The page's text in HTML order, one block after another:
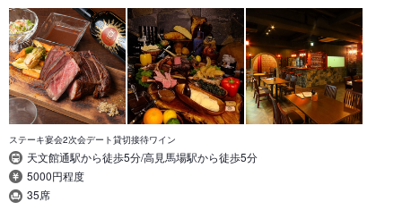
ステーキ宴会2次会デート貸切接待ワイン
天文館通駅から徒歩5分/高見馬場駅から徒歩5分
5000円程度
35席